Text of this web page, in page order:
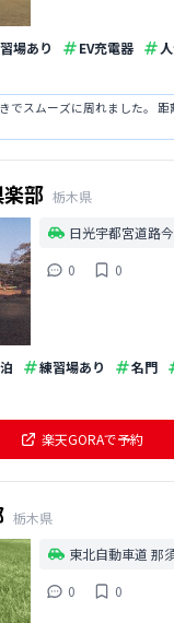
場あり EV充電器
でスムーズに周れました。 距
部 栃木県
日光宇都宮道路
0
0
練習場あり 名門
楽天GORAで予約
栃木県
東北自動車道 那
0
0